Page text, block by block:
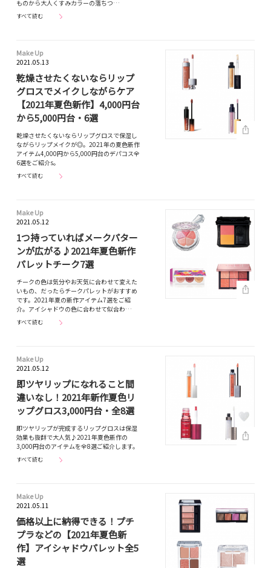
ものから大人くすみカラーの落ちつ…
すべて読む
Make Up
2021.05.13
乾燥させたくないならリップ
グロスでメイクしながらケア
【2021年夏色新作】4,000円台
から5,000円台・6選
乾燥させたくないならリップグロスで保湿し
ながらリップメイクが◎。2021年の夏色新作
アイテム4,000円から5,000円台のデパコス全
6選をご紹介s。
すべて読む
Make Up
2021.05.12
1つ持っていればメークパター
ンが広がる♪2021年夏色新作
パレットチーク7選
チークの色は気分やお天気に合わせて変えた
いもの、だったらチークパレットがおすすめ
です。2021年夏の新作アイテム7選をご紹
介。アイシャドウの色に合わせて似合わ…
すべて読む
Make Up
2021.05.12
即ツヤリップになれること間
違いなし！2021年新作夏色リ
ップグロス3,000円台・全8選
即ツヤリップが完成するリップグロスは保湿
効果も抜群で大人気♪2021年夏色新作の
3,000円台のアイテムを全8選ご紹介します。
すべて読む
Make Up
2021.05.11
価格以上に納得できる！プチ
プラなどの【2021年夏色新
作】アイシャドウパレット全5
選